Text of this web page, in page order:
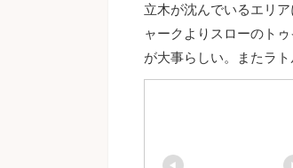
立木が沈んでいるエリ
ャークよりスローのト
が大事らしい。またラ